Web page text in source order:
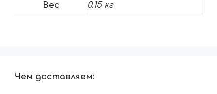
Вес 0.15 кг
Чем доставляем: